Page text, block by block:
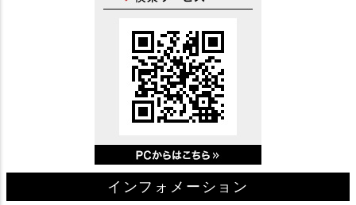
インフォメーション